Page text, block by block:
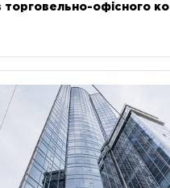
торговельно-офісного